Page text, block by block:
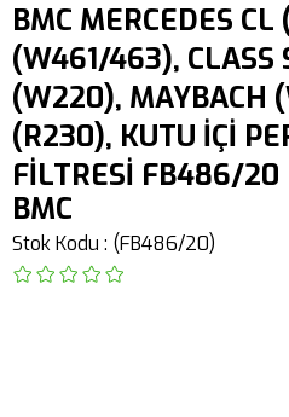
BMC MERCEDES CL
(W461/463), CLASS
(W220), MAYBACH
(R230), KUTU İÇİ
FİLTRESİ FB486/20
BMC
Stok Kodu (FB486/20)